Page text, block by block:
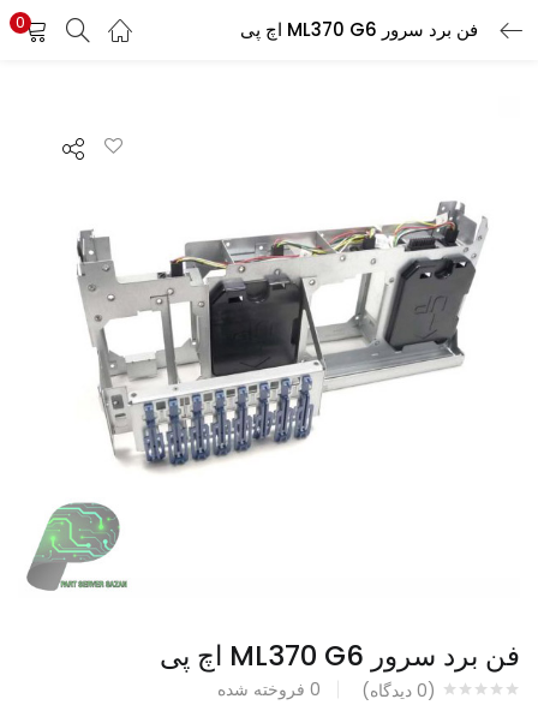
فن برد سرور ML370 G6 اچ پی 0
فن برد سرور ML370 G6 اچ پی
(
0 دیدگاه) 0 فروخته شده